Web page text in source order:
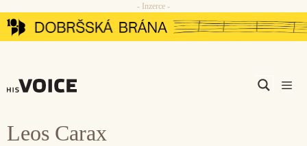
Přeskočit
na
- Inzerce -
Leos Carax